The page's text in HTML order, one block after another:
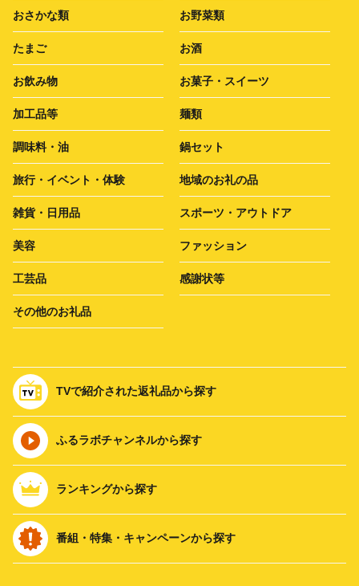
おさかな類 お野菜類
たまご お酒
お飲み物 お菓子・スイーツ
加工品等 麺類
調味料・油 鍋セット
旅行・イベント・体験 地域のお礼の品
雑貨・日用品 スポーツ・アウトドア
美容 ファッション
工芸品 感謝状等
その他のお礼品
TVで紹介された返礼品から探す
ふるラボチャンネルから探す
ランキングから探す
番組・特集・キャンペーンから探す